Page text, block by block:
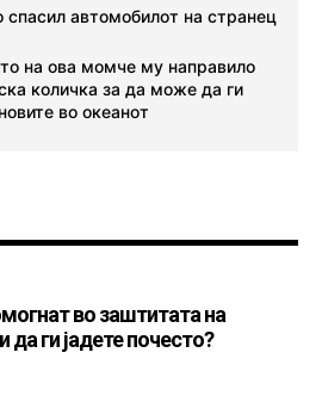
спасил автомобилот на странец
на ова момче му направило
количка за да може да ги
во океанот
во заштитата на
ги јадете почесто?